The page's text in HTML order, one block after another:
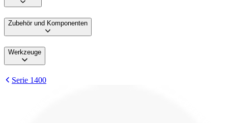
Zubehör und Komponenten
Werkzeuge
Serie 1400